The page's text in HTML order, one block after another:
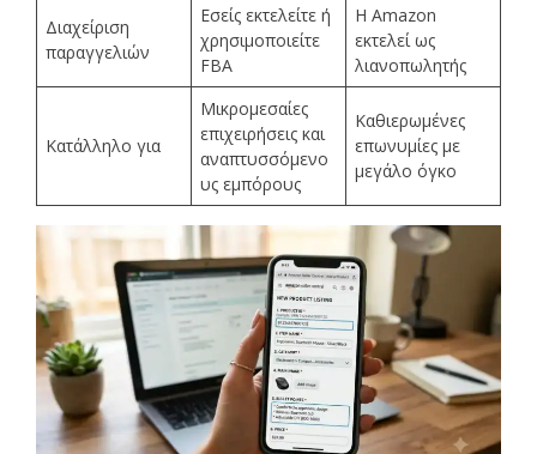
Διαχείριση
παραγγελιών
Εσείς εκτελείτε ή
χρησιμοποιείτε
FBA
Η Amazon
εκτελεί ως
λιανοπωλητής
Κατάλληλο για
Μικρομεσαίες
επιχειρήσεις και
αναπτυσσόμενο
υς εμπόρους
Καθιερωμένες
επωνυμίες με
μεγάλο όγκο